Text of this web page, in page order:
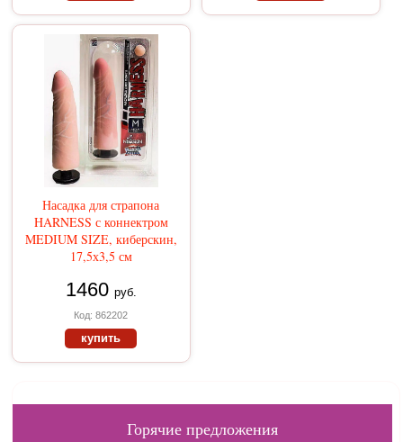
Насадка для страпона
HARNESS с коннектром
MEDIUM SIZE, киберскин,
17,5х3,5 см
1460 руб.
Код: 862202
купить
Горячие предложения